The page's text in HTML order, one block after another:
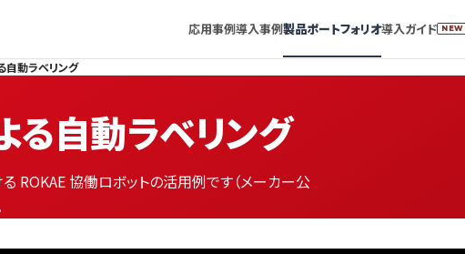
応用事例導入事例製品ポートフォリオ導入ガイド NEW
自動ラベリング
る自動ラベリング
ROKAE 協働ロボットの活用例です（メーカー公